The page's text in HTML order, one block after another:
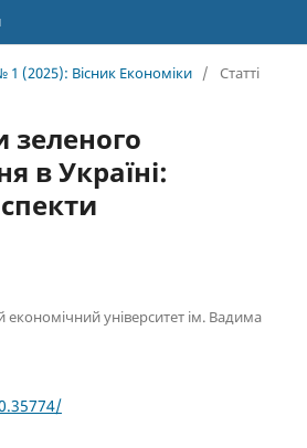
1 (2025): Вісник Економіки / Статті
зеленого
в Україні:
економічний університет ім. Вадима